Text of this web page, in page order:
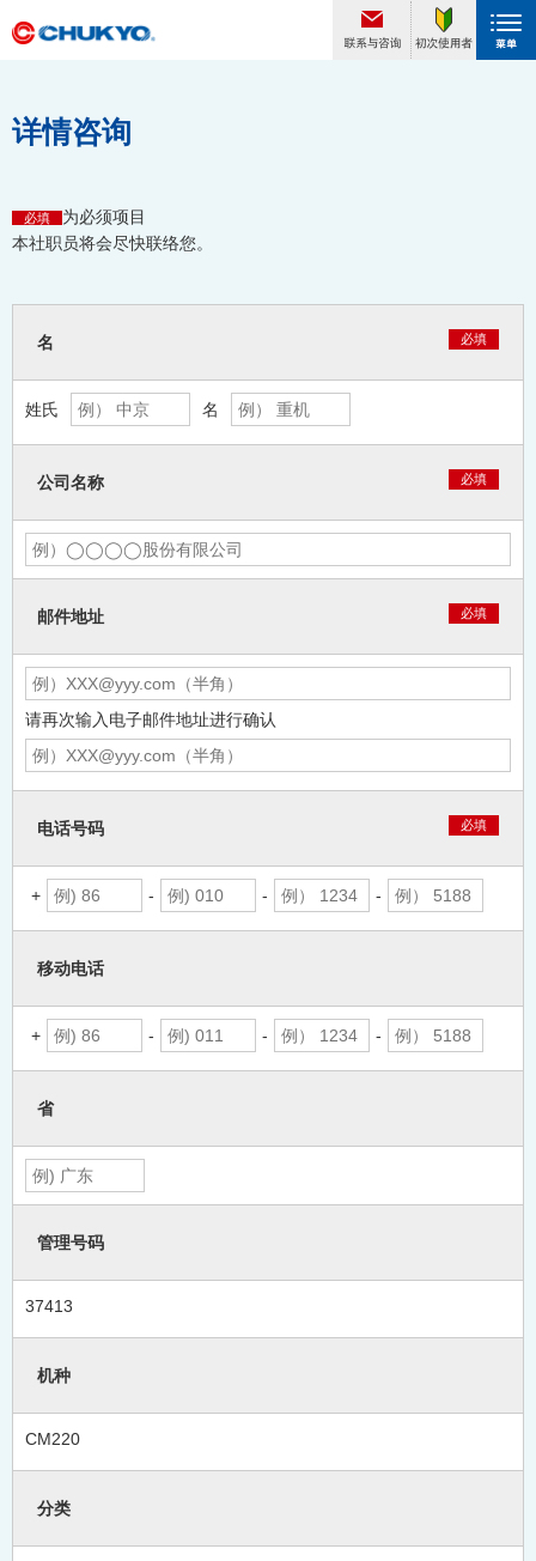
详情咨询
必填
为必须项目
本社职员将会尽快联络您。
名 必填
姓氏 名
公司名称 必填
邮件地址 必填
请再次输入电子邮件地址进行确认
电话号码 必填
+ - - -
移动电话
+ - - -
省
管理号码
37413
机种
CM220
分类